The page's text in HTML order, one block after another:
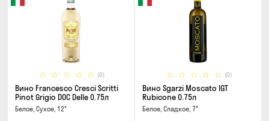
(0)
Вино Francesco Cresci Scritti
Pinot Grigio DOC Delle 0.75л
Белое, Сухое, 12°
(0)
Вино Sgarzi Moscato IGT
Rubicone 0.75л
Белое, Сладкое, 7°